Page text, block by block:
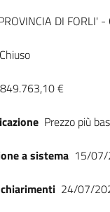
DI FORLI' -
Chiuso
849.763,10 €
Prezzo più
a sistema 15/
24/07/